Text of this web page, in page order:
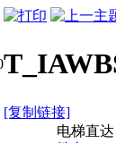
[复制链接]
电梯直达